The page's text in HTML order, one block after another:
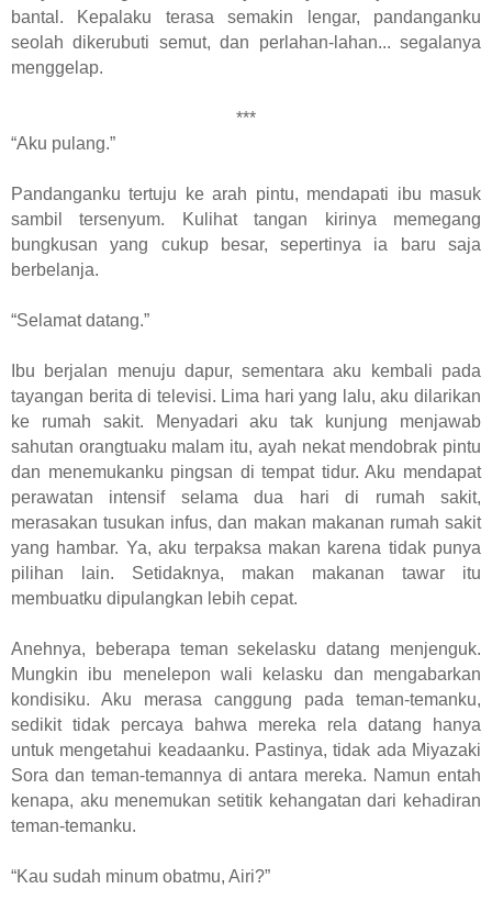
bantal. Kepalaku terasa semakin lengar, pandanganku
seolah dikerubuti semut, dan perlahan-lahan... segalanya
menggelap.
***
“Aku pulang.”
Pandanganku tertuju ke arah pintu, mendapati ibu masuk
sambil tersenyum. Kulihat tangan kirinya memegang
bungkusan yang cukup besar, sepertinya ia baru saja
berbelanja.
“Selamat datang.”
Ibu berjalan menuju dapur, sementara aku kembali pada
tayangan berita di televisi. Lima hari yang lalu, aku dilarikan
ke rumah sakit. Menyadari aku tak kunjung menjawab
sahutan orangtuaku malam itu, ayah nekat mendobrak pintu
dan menemukanku pingsan di tempat tidur. Aku mendapat
perawatan intensif selama dua hari di rumah sakit,
merasakan tusukan infus, dan makan makanan rumah sakit
yang hambar. Ya, aku terpaksa makan karena tidak punya
pilihan lain. Setidaknya, makan makanan tawar itu
membuatku dipulangkan lebih cepat.
Anehnya, beberapa teman sekelasku datang menjenguk.
Mungkin ibu menelepon wali kelasku dan mengabarkan
kondisiku. Aku merasa canggung pada teman-temanku,
sedikit tidak percaya bahwa mereka rela datang hanya
untuk mengetahui keadaanku. Pastinya, tidak ada Miyazaki
Sora dan teman-temannya di antara mereka. Namun entah
kenapa, aku menemukan setitik kehangatan dari kehadiran
teman-temanku.
“Kau sudah minum obatmu, Airi?”